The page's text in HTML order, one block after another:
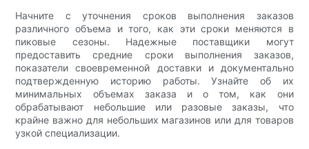
Начните с уточнения сроков выполнения заказов
различного объема и того, как эти сроки меняются в
пиковые сезоны. Надежные поставщики могут
предоставить средние сроки выполнения заказов,
показатели своевременной доставки и документально
подтвержденную историю работы. Узнайте об их
минимальных объемах заказа и о том, как они
обрабатывают небольшие или разовые заказы, что
крайне важно для небольших магазинов или для товаров
узкой специализации.